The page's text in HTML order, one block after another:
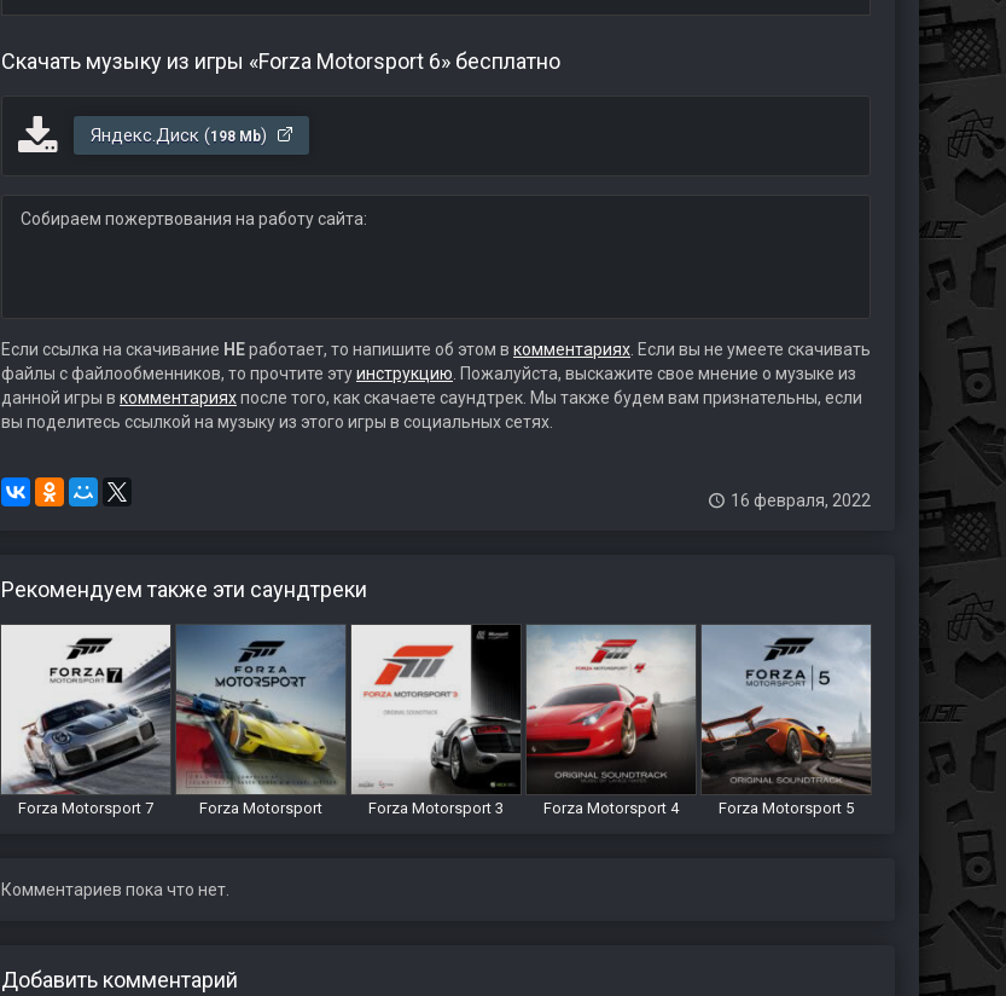
Скачать музыку из игры «Forza Motorsport 6» бесплатно
Яндекс.Диск (198 Mb)
Собираем пожертвования на работу сайта:
Если ссылка на скачивание НЕработает, то напишите об этом в комментариях. Если вы не умеете скачивать
файлы с файлообменников, то прочтите этуинструкцию . Пожалуйста, выскажите свое мнение о музыке из
данной игры в комментарияхпосле того, как скачаете саундтрек. Мы также будем вам признательны, если
вы поделитесь ссылкой на музыку из этого игры в социальных сетях.
16 февраля, 2022
Рекомендуем также эти саундтреки
Forza Motorsport 7 Forza Motorsport Forza Motorsport 3 Forza Motorsport 4 Forza Motorsport 5
Комментариев пока что нет.
Добавить комментарий